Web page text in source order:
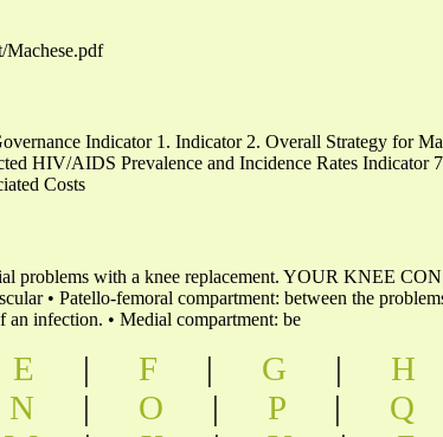
Indicator 1. Indicator 2. Overall Strategy for
HIV/AIDS Prevalence and Incidence Rates
Costs
problems with a knee replacement. YOUR KNEE
• Patello-femoral compartment: between the
infection. • Medial compartment: be
E | F | G | H
N | O | P | Q